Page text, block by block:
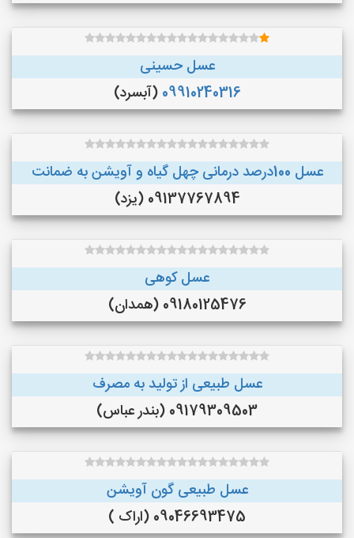
عسل حسینی
09910240316 (آبسرد)
عسل 100درصد درمانی چهل گیاه و آویشن به ضمانت
09137767894 (یزد)
عسل کوهی
09180125476 (همدان)
عسل طبیعی از تولید به مصرف
09179309503 (بندر عباس)
عسل طبیعی گون آویشن
09046693475 (اراک )